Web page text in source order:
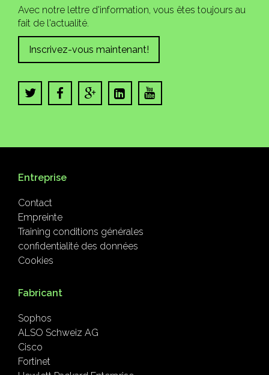
Avec notre lettre d'information, vous êtes toujours au
fait de l'actualité.
Inscrivez-vous maintenant!
Entreprise
Contact
Empreinte
Training conditions générales
confidentialité des données
Cookies
Fabricant
Sophos
ALSO Schweiz AG
Cisco
Fortinet